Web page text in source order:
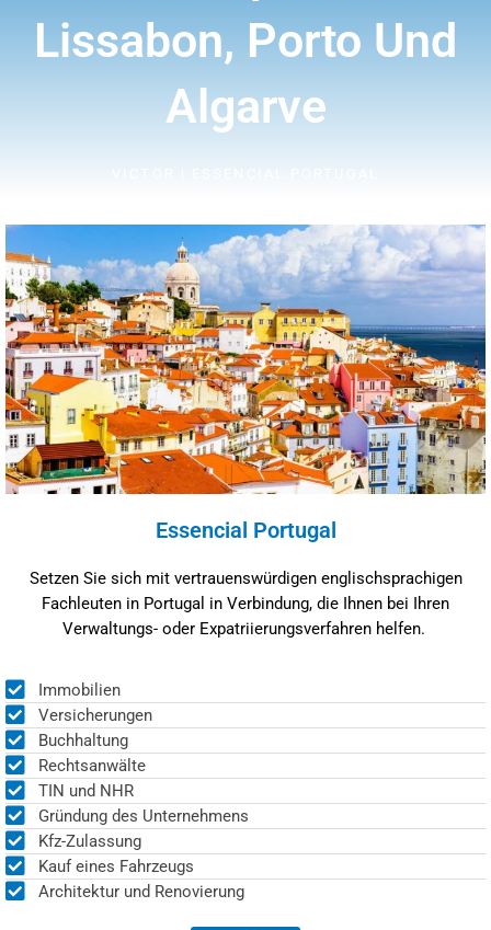
Lissabon, Porto Und
Algarve
Essencial Portugal
Setzen Sie sich mit vertrauenswürdigen englischsprachigen
Fachleuten in Portugal in Verbindung, die Ihnen bei Ihren
Verwaltungs- oder Expatriierungsverfahren helfen.
Immobilien
Versicherungen
Buchhaltung
Rechtsanwälte
TIN und NHR
Gründung des Unternehmens
Kfz-Zulassung
Kauf eines Fahrzeugs
Architektur und Renovierung